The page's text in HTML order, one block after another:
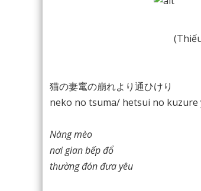
猫の妻竃の崩れより通ひけり
neko no tsuma/ hetsui no
Nàng mèo
nơi gian bếp đổ
thường đón đưa yêu